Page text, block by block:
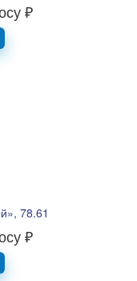
₽
78.61
₽